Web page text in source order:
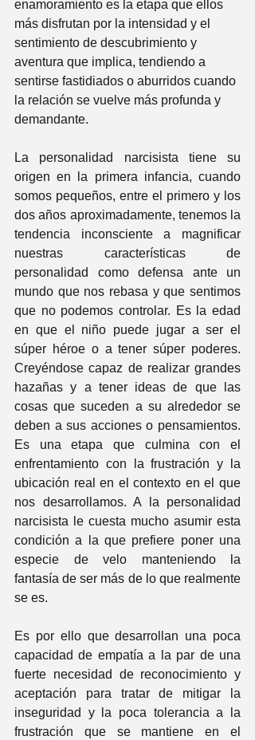
enamoramiento es la etapa que ellos
más disfrutan por la intensidad y el
sentimiento de descubrimiento y
aventura que implica, tendiendo a
sentirse fastidiados o aburridos cuando
la relación se vuelve más profunda y
demandante.
La personalidad narcisista tiene su
origen en la primera infancia, cuando
somos pequeños, entre el primero y los
dos años aproximadamente, tenemos la
tendencia inconsciente a magnificar
nuestras características de
personalidad como defensa ante un
mundo que nos rebasa y que sentimos
que no podemos controlar. Es la edad
en que el niño puede jugar a ser el
súper héroe o a tener súper poderes.
Creyéndose capaz de realizar grandes
hazañas y a tener ideas de que las
cosas que suceden a su alrededor se
deben a sus acciones o pensamientos.
Es una etapa que culmina con el
enfrentamiento con la frustración y la
ubicación real en el contexto en el que
nos desarrollamos. A la personalidad
narcisista le cuesta mucho asumir esta
condición a la que prefiere poner una
especie de velo manteniendo la
fantasía de ser más de lo que realmente
se es.
Es por ello que desarrollan una poca
capacidad de empatía a la par de una
fuerte necesidad de reconocimiento y
aceptación para tratar de mitigar la
inseguridad y la poca tolerancia a la
frustración que se mantiene en el